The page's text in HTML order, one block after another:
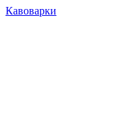
Кавоварки